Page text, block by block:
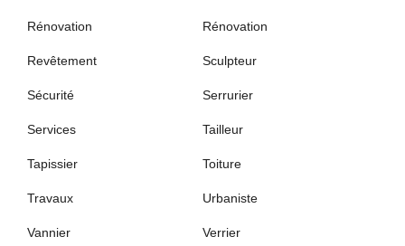
Rénovation Rénovation
Revêtement Sculpteur
Sécurité Serrurier
Services Tailleur
Tapissier Toiture
Travaux Urbaniste
Vannier Verrier